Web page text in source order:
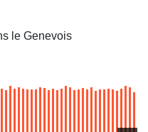
le Genevois